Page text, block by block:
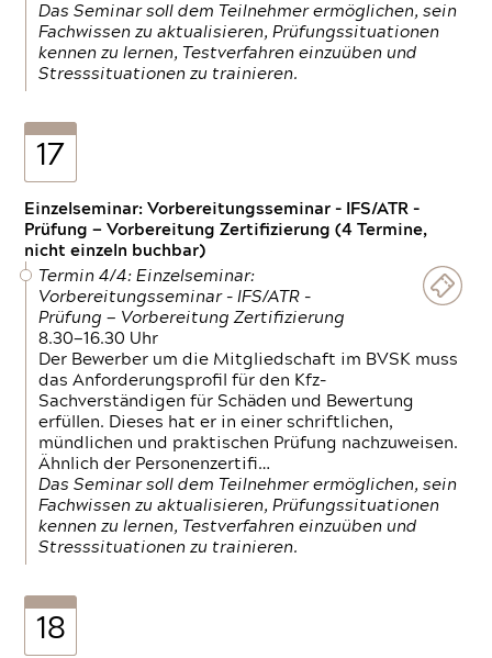
Das Seminar soll dem Teilnehmer ermöglichen, sein
Fachwissen zu aktualisieren, Prüfungssituationen
kennen zu lernen, Testverfahren einzuüben und
Stresssituationen zu trainieren.
17
Einzelseminar: Vorbereitungsseminar - IFS/ATR -
Prüfung — Vorbereitung Zertifizierung (4 Termine,
nicht einzeln buchbar)
Termin 4/4: Einzelseminar:
Vorbereitungsseminar - IFS/ATR -
Prüfung — Vorbereitung Zertifizierung
8.30—16.30 Uhr
Der Bewerber um die Mitgliedschaft im BVSK muss
das Anforderungsprofil für den Kfz-
Sachverständigen für Schäden und Bewertung
erfüllen. Dieses hat er in einer schriftlichen,
mündlichen und praktischen Prüfung nachzuweisen.
Ähnlich der Personenzertifi…
Das Seminar soll dem Teilnehmer ermöglichen, sein
Fachwissen zu aktualisieren, Prüfungssituationen
kennen zu lernen, Testverfahren einzuüben und
Stresssituationen zu trainieren.
18